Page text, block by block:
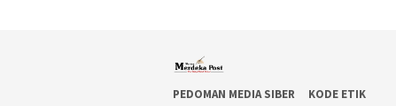
PEDOMAN MEDIA SIBER
KODE ETIK